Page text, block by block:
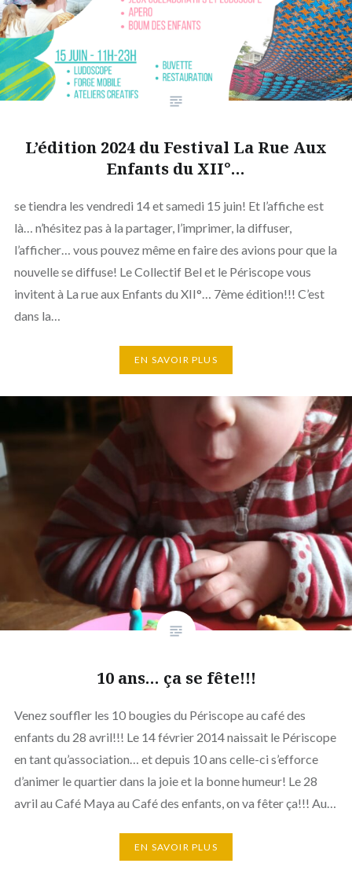
L’édition 2024 du Festival La Rue Aux
Enfants du XII°…
se tiendra les vendredi 14 et samedi 15 juin! Et l’affiche est
là… n’hésitez pas à la partager, l’imprimer, la diffuser,
l’afficher… vous pouvez même en faire des avions pour que la
nouvelle se diffuse! Le Collectif Bel et le Périscope vous
invitent à La rue aux Enfants du XII°… 7ème édition!!! C’est
dans la…
EN SAVOIR PLUS
10 ans… ça se fête!!!
Venez souffler les 10 bougies du Périscope au café des
enfants du 28 avril!!! Le 14 février 2014 naissait le Périscope
en tant qu’association… et depuis 10 ans celle-ci s’efforce
d’animer le quartier dans la joie et la bonne humeur! Le 28
avril au Café Maya au Café des enfants, on va fêter ça!!! Au…
EN SAVOIR PLUS